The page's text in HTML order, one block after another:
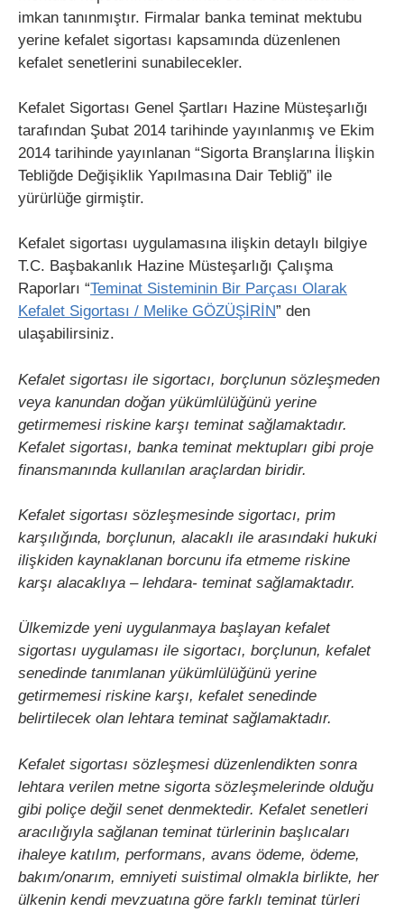
imkan tanınmıştır. Firmalar banka teminat mektubu
yerine kefalet sigortası kapsamında düzenlenen
kefalet senetlerini sunabilecekler.
Kefalet Sigortası Genel Şartları Hazine Müsteşarlığı
tarafından Şubat 2014 tarihinde yayınlanmış ve Ekim
2014 tarihinde yayınlanan “Sigorta Branşlarına İlişkin
Tebliğde Değişiklik Yapılmasına Dair Tebliğ” ile
yürürlüğe girmiştir.
Kefalet sigortası uygulamasına ilişkin detaylı bilgiye
T.C. Başbakanlık Hazine Müsteşarlığı Çalışma
Raporları “Teminat Sisteminin Bir Parçası Olarak
Kefalet Sigortası / Melike GÖZÜŞİRİN” den
ulaşabilirsiniz.
Kefalet sigortası ile sigortacı, borçlunun sözleşmeden
veya kanundan doğan yükümlülüğünü yerine
getirmemesi riskine karşı teminat sağlamaktadır.
Kefalet sigortası, banka teminat mektupları gibi proje
finansmanında kullanılan araçlardan biridir.
Kefalet sigortası sözleşmesinde sigortacı, prim
karşılığında, borçlunun, alacaklı ile arasındaki hukuki
ilişkiden kaynaklanan borcunu ifa etmeme riskine
karşı alacaklıya – lehdara- teminat sağlamaktadır.
Ülkemizde yeni uygulanmaya başlayan kefalet
sigortası uygulaması ile sigortacı, borçlunun, kefalet
senedinde tanımlanan yükümlülüğünü yerine
getirmemesi riskine karşı, kefalet senedinde
belirtilecek olan lehtara teminat sağlamaktadır.
Kefalet sigortası sözleşmesi düzenlendikten sonra
lehtara verilen metne sigorta sözleşmelerinde olduğu
gibi poliçe değil senet denmektedir. Kefalet senetleri
aracılığıyla sağlanan teminat türlerinin başlıcaları
ihaleye katılım, performans, avans ödeme, ödeme,
bakım/onarım, emniyeti suistimal olmakla birlikte, her
ülkenin kendi mevzuatına göre farklı teminat türleri